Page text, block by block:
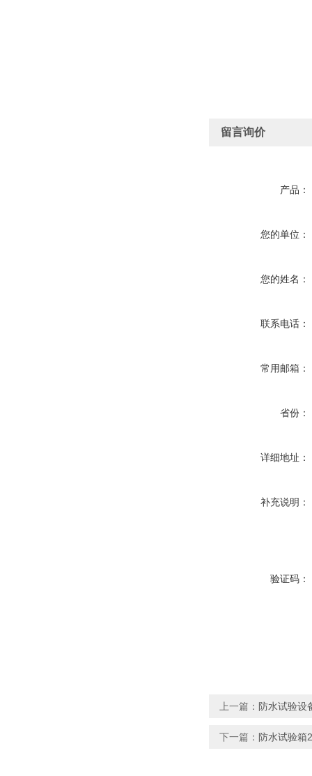
留言询价
产品：
您的单位：
您的姓名：
联系电话：
常用邮箱：
省份：
详细地址：
补充说明：
验证码：
上一篇： 防水试验设
下一篇： 防水试验箱